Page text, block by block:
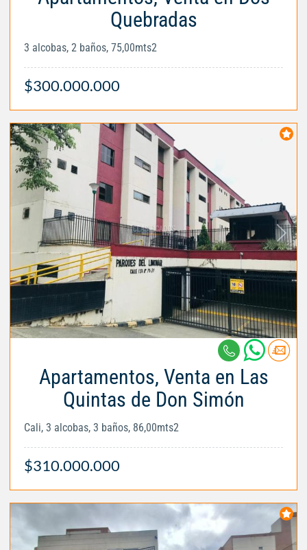
Quebradas
3 alcobas, 2 baños, 75,00mts2
$300.000.000
Apartamentos, Venta en Las
Quintas de Don Simón
Cali, 3 alcobas, 3 baños, 86,00mts2
$310.000.000